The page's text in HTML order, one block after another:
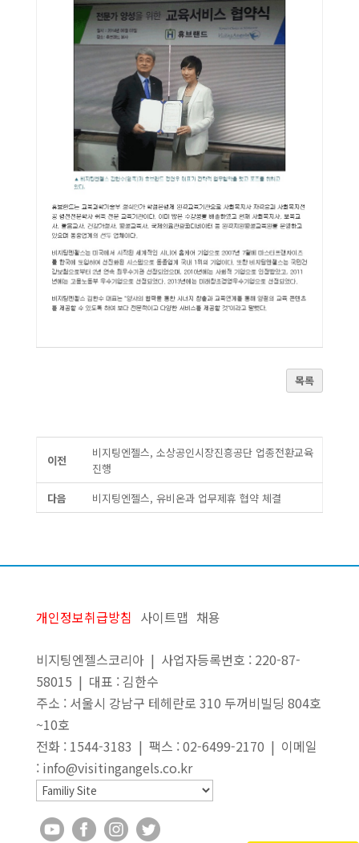
목록
이전
비지팅엔젤스, 소상공인시장진흥공단 업종전환교육
진행
다음
비지팅엔젤스, 유비온과 업무제휴 협약 체결
개인정보취급방침 사이트맵 채용
비지팅엔젤스코리아 | 사업자등록번호 : 220-87-
58015 | 대표 : 김한수
주소 : 서울시 강남구 테헤란로 310 두꺼비빌딩 804호
~10호
전화 : 1544-3183 | 팩스 : 02-6499-2170 | 이메일
: info@visitingangels.co.kr